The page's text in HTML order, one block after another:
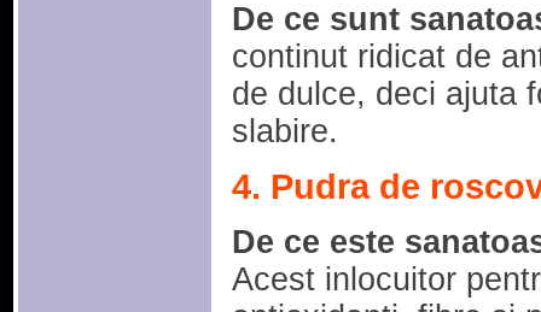
De ce sunt
continut ridicat de
de dulce, deci ajuta
slabire.
4. Pudra de
De ce este
Acest inlocuitor